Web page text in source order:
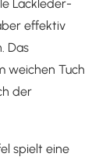
Lackleder-
effektiv
Das
weichen Tuch
der
spielt eine